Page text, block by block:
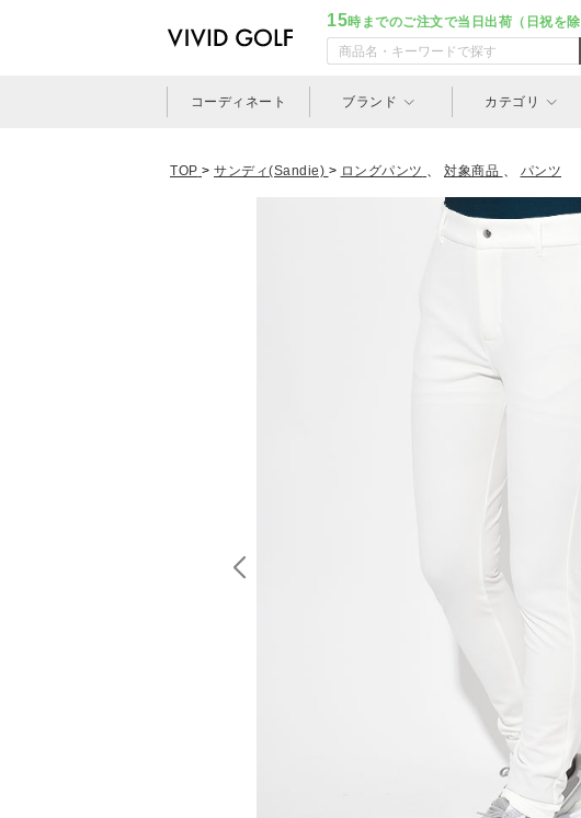
15時までのご注文で当日出荷（日祝を除
コーディネート ブランド カテゴリ
TOP > サンディ(Sandie) > ロングパンツ 、 対象商品 、 パンツ